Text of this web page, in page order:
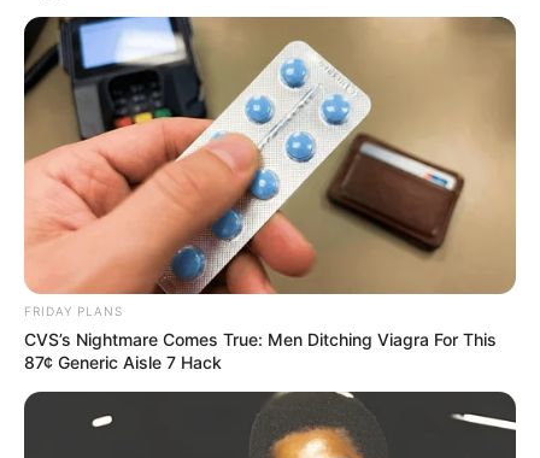
DIY and crafts
FRIDAY PLANS
CVS’s Nightmare Comes True: Men Ditching Viagra For This
87¢ Generic Aisle 7 Hack